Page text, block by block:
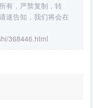
有，严禁复制，转
速告知，我们将会在
368446.html